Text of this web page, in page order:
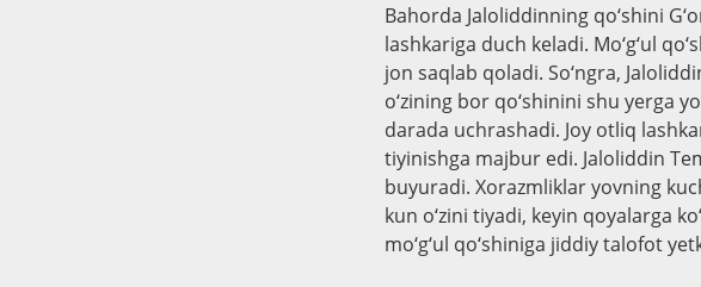
Bahorda Jaloliddinning qo‘shini
lashkariga duch keladi. Mo‘g‘ul
jon saqlab qoladi. So‘ngra,
o‘zining bor qo‘shinini shu yerga
darada uchrashadi. Joy otliq
tiyinishga majbur edi. Jaloliddin
buyuradi. Xorazmliklar yovning
kun o‘zini tiyadi, keyin qoyalarga
mo‘g‘ul qo‘shiniga jiddiy talofot